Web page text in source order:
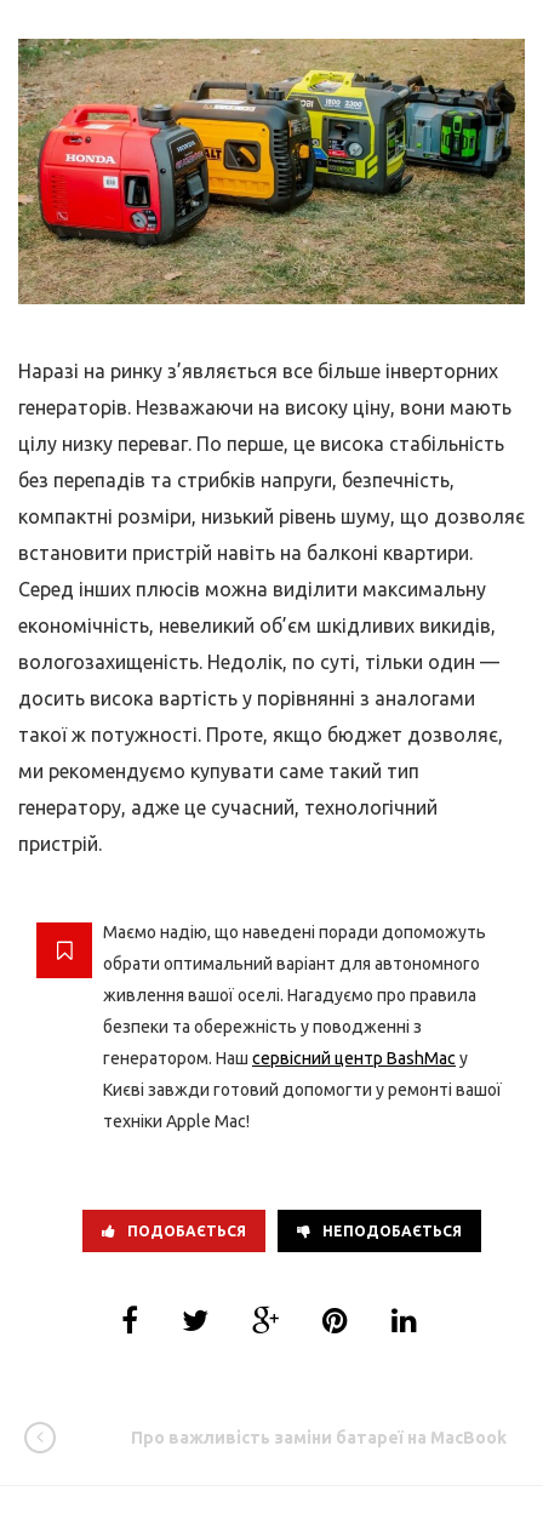
Наразі на ринку з’являється все більше інверторних
генераторів. Незважаючи на високу ціну, вони мають
цілу низку переваг. По перше, це висока стабільність
без перепадів та стрибків напруги, безпечність,
компактні розміри, низький рівень шуму, що дозволяє
встановити пристрій навіть на балконі квартири.
Серед інших плюсів можна виділити максимальну
економічність, невеликий об’єм шкідливих викидів,
вологозахищеність. Недолік, по суті, тільки один —
досить висока вартість у порівнянні з аналогами
такої ж потужності. Проте, якщо бюджет дозволяє,
ми рекомендуємо купувати саме такий тип
генератору, адже це сучасний, технологічний
пристрій.
Маємо надію, що наведені поради допоможуть
обрати оптимальний варіант для автономного
живлення вашої оселі. Нагадуємо про правила
безпеки та обережність у поводженні з
генератором. Наш сервісний центр BashMac у
Києві завжди готовий допомогти у ремонті вашої
техніки Apple Mac!
ПОДОБАЄТЬСЯ НЕПОДОБАЄТЬСЯ
Про важливість заміни батареї на MacBook